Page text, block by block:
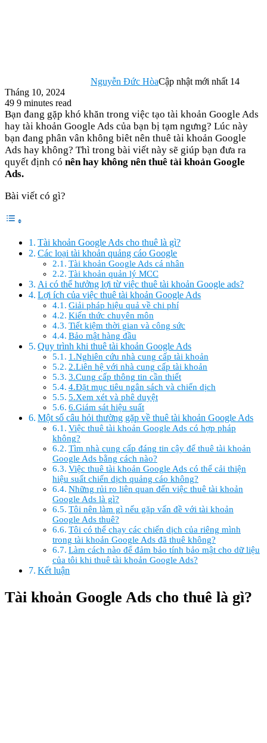
Nguyễn Đức HòaCập nhật mới nhất 14
Tháng 10, 2024
49 9 minutes read
Bạn đang gặp khó khăn trong việc tạo tài khoản Google Ads
hay tài khoản Google Ads của bạn bị tạm ngưng? Lúc này
bạn đang phân vân không biêt nên thuê tài khoản Google
Ads hay không? Thì trong bài viết này sẽ giúp bạn đưa ra
quyết định có nên hay không nên thuê tài khoản Google
Ads.
Bài viết có gì?
Tài khoản Google Ads cho thuê là gì?
Các loại tài khoản quảng cáo Google
Tài khoản Google Ads cá nhân
Tài khoản quản lý MCC
Ai có thể hưởng lợi từ việc thuê tài khoản Google ads?
Lợi ích của việc thuê tài khoản Google Ads
Giải pháp hiệu quả về chi phí
Kiến thức chuyên môn
Tiết kiệm thời gian và công sức
Bảo mật hàng đầu
Quy trình khi thuê tài khoản Google Ads
1.Nghiên cứu nhà cung cấp tài khoản
2.Liên hệ với nhà cung cấp tài khoản
3.Cung cấp thông tin cần thiết
4.Đặt mục tiêu ngân sách và chiến dịch
5.Xem xét và phê duyệt
6.Giám sát hiệu suất
Một số câu hỏi thường gặp về thuê tài khoản Google Ads
Việc thuê tài khoản Google Ads có hợp pháp
không?
Tìm nhà cung cấp đáng tin cậy để thuê tài khoản
Google Ads bằng cách nào?
Việc thuê tài khoản Google Ads có thể cải thiện
hiệu suất chiến dịch quảng cáo không?
Những rủi ro liên quan đến việc thuê tài khoản
Google Ads là gì?
Tôi nên làm gì nếu gặp vấn đề với tài khoản
Google Ads thuê?
Tôi có thể chạy các chiến dịch của riêng mình
trong tài khoản Google Ads đã thuê không?
Làm cách nào để đảm bảo tính bảo mật cho dữ liệu
của tôi khi thuê tài khoản Google Ads?
Kết luận
Tài khoản Google Ads cho thuê là gì?